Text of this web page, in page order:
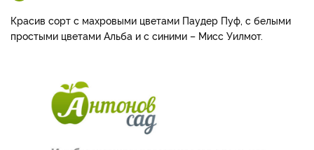
Красив сорт с махровыми цветами Паудер Пуф, с белыми
простыми цветами Альба и с синими – Мисс Уилмот.